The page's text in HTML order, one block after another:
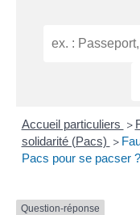
Accueil particuliers >
solidarité (Pacs) >
Pacs pour se pacser ?
Question-réponse